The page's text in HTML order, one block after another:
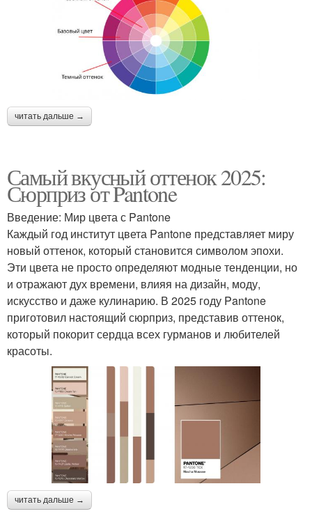
читать дальше →
Самый вкусный оттенок 2025:
Сюрприз от Pantone
Введение: Мир цвета с Pantone
Каждый год институт цвета Pantone представляет миру
новый оттенок, который становится символом эпохи.
Эти цвета не просто определяют модные тенденции, но
и отражают дух времени, влияя на дизайн, моду,
искусство и даже кулинарию. В 2025 году Pantone
приготовил настоящий сюрприз, представив оттенок,
который покорит сердца всех гурманов и любителей
красоты.
читать дальше →